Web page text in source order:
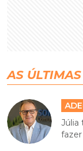
AS
Júlia
fazer